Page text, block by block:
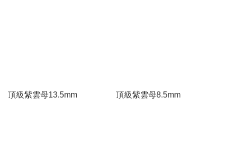
頂級紫雲母13.5mm 頂級紫雲母8.5mm